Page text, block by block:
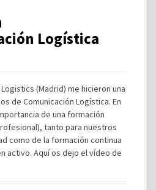
Logística
(Madrid) me hicieron una
de Comunicación Logística. En
de una formación
tanto para nuestros
como de la formación continua
activo. Aquí os dejo el vídeo de